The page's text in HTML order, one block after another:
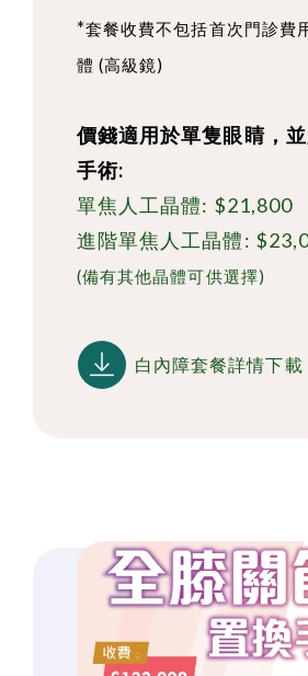
*套餐收費不包括首次門診費
體 (高級鏡)
價錢適用於單隻眼睛，
手術:
單焦人工晶體: $21,800
進階單焦人工晶體:
(備有其他晶體可供選擇)
白內障套餐詳情下載